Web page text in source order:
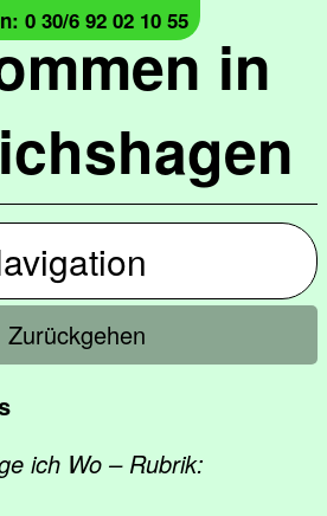
in
0 30/6 92 02 10 55
ich Wo – Rubrik: